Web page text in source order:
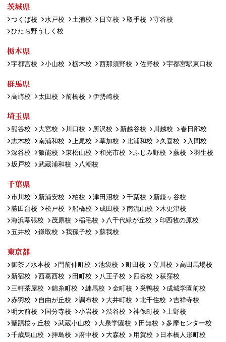
茨城県
つくば校 水戸校 土浦校 日立校 取手校
守谷校
ひたち野うしく校
栃木県
宇都宮校 小山校 栃木校 西那須野校 佐野校 宇都宮駅東口校
群馬県
高崎校 太田校 前橋校 伊勢崎校
埼玉県
熊谷校 大宮校 川口校 所沢校 新越谷校 川越校
春日部校
志木校
南浦和校 上尾校 草加校 北浦和校 久喜校
入間校
深谷校
飯能校 東松山校 和光市校 ふじみ野校 蕨校
羽生校
坂戸校
武蔵浦和校 八潮校
千葉県
市川校 新浦安校 柏校 津田沼校 千葉校
新鎌ヶ谷校
勝田台校
松戸校 船橋校 成田校 南流山校
木更津校
海浜幕張校
茂原校 稲毛校 八千代緑が丘校
印西牧の原校
五井校
鎌取校 我孫子校 蘇我校
東京都
御茶ノ水本校 門前仲町校 池袋校 町田校 立川校
高田馬場校
新宿校
西葛西校 田町校 八王子校 四谷校
荻窪校
三軒茶屋校
錦糸町校 練馬校 金町校 巣鴨校
成城学園前校
赤羽校
自由が丘校 調布校 大井町校 北千住校
吉祥寺校
明大前校
国分寺校 小岩校 渋谷校 神保町校
上野校
聖蹟桜ヶ丘校
武蔵小山校 大泉学園校 田無校
多摩センター校
千歳烏山校
拝島校 府中校 大森校 用賀校
日本橋人形町校